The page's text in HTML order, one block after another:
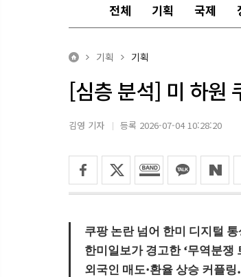
전체 기획 국제
기획 기획
[심층 분석] 미 하원
김영 기자 등록 2026-07-04 10:28:20
쿠팡 논란 넘어 한미 디지털
한미일보가 경고한 ‘무역분쟁
외국인 매도·환율 상승 커플